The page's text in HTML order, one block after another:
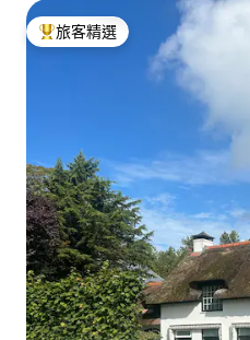
旅客精選榜首
旅客精選